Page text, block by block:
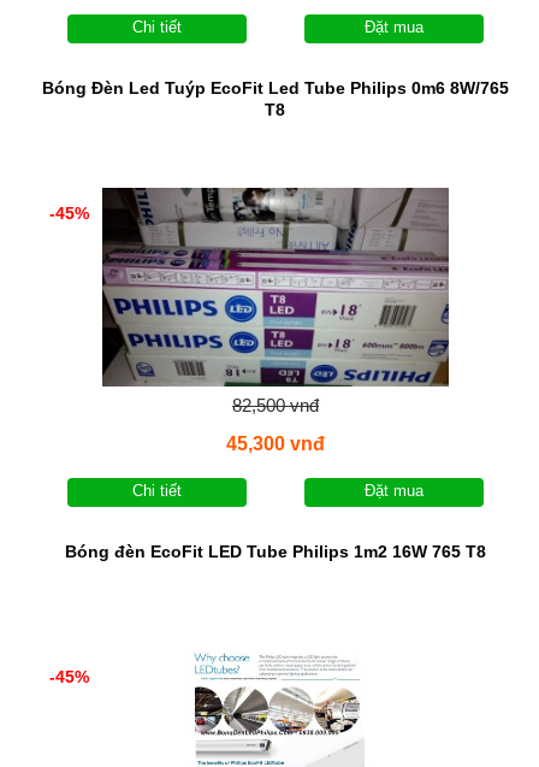
Chi tiết Đặt mua
Bóng Đèn Led Tuýp EcoFit Led Tube Philips 0m6 8W/765
T8
-45%
82,500 vnđ
45,300 vnđ
Chi tiết Đặt mua
Bóng đèn EcoFit LED Tube Philips 1m2 16W 765 T8
-45%